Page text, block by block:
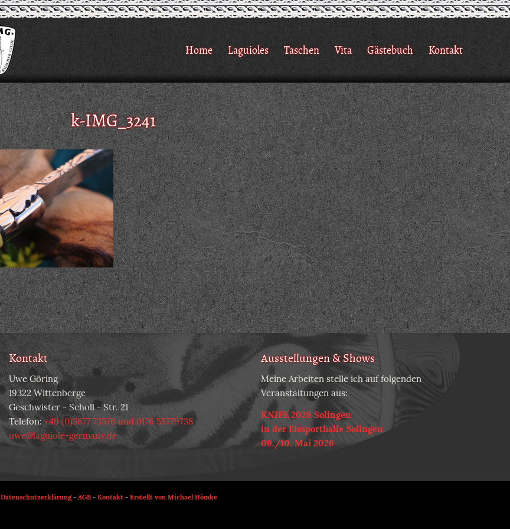
Home Laguioles Taschen Vita Gästebuch Kontakt
k-IMG_3241
Kontakt
Uwe Göring
19322 Wittenberge
Geschwister - Scholl - Str. 21
Telefon:+49 (0)3877 73576 und 0176 55779738
uwe@laguiole-germany.de
Ausstellungen & Shows
Meine Arbeiten stelle ich auf folgenden
Veranstaltungen aus:
KNIFE 2026 Solingen
in der Eissporthalle Solingen
09./10. Mai 2026
Datenschutzerklärung- AGB - Kontakt - Erstellt von Michael Hömke